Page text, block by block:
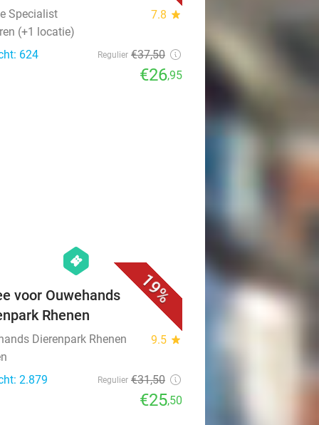
Specialist 7.8 star
(+1 locatie)
624
Regulier €37,50
€26,95
19%
hexagon
events
voor Ouwehands
Rhenen
Dierenpark Rhenen 9.5 star
2.879
Regulier €31,50
€25,50